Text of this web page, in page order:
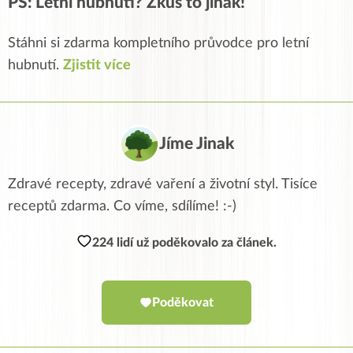
Stáhni si zdarma kompletního průvodce pro letní
hubnutí. Zjistit více
Jíme Jinak
Zdravé recepty, zdravé vaření a životní styl. Tisíce
receptů zdarma. Co víme, sdílíme! :-)
224 lidí už poděkovalo za článek.
Poděkovat